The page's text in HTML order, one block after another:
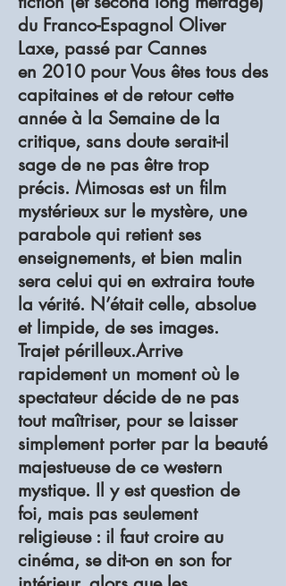
du Franco-Espagnol Oliver
Laxe, passé par Cannes
en 2010 pour Vous êtes tous des
capitaines et de retour cette
année à la Semaine de la
critique, sans doute serait-il
sage de ne pas être trop
précis. Mimosas est un film
mystérieux sur le mystère, une
parabole qui retient ses
enseignements, et bien malin
sera celui qui en extraira toute
la vérité. N’était celle, absolue
et limpide, de ses images.
Trajet périlleux.Arrive
rapidement un moment où le
spectateur décide de ne pas
tout maîtriser, pour se laisser
simplement porter par la beauté
majestueuse de ce western
mystique. Il y est question de
foi, mais pas seulement
religieuse : il faut croire au
cinéma, se dit-on en son for